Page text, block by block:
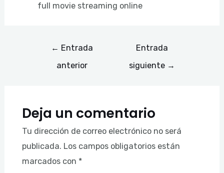
full movie streaming online
← Entrada
anterior
Entrada
siguiente →
Deja un comentario
Tu dirección de correo electrónico no será
publicada. Los campos obligatorios están
marcados con *